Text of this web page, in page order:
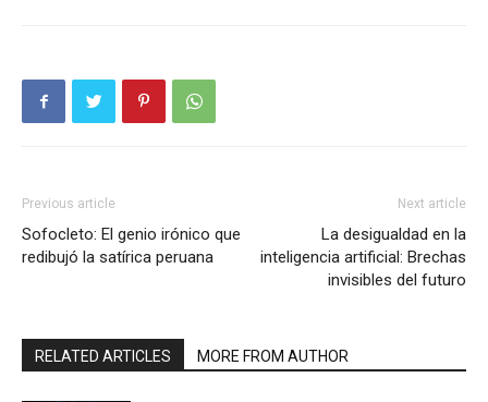
Previous article
Sofocleto: El genio irónico que
redibujó la satírica peruana
Next article
La desigualdad en la
inteligencia artificial: Brechas
invisibles del futuro
RELATED ARTICLES MORE FROM AUTHOR